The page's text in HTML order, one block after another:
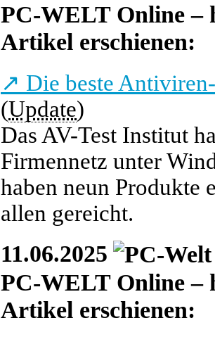
PC-WELT Online –
Artikel erschienen:
↗ Die beste
(Update)
Das AV-Test Institut
Firmennetz unter
haben neun Produkte
allen gereicht.
11.06.2025
PC-WELT Online –
Artikel erschienen: